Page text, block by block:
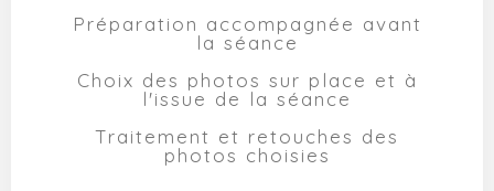
Préparation accompagnée avant
la séance
Choix des photos sur place et à
l'issue de la séance
Traitement et retouches des
photos choisies